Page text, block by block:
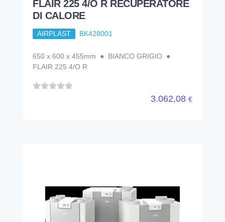
FLAIR 225 4/O R RECUPERATORE
DI CALORE
AIRPLAST BK428001
650 x 600 x 455mm ● BIANCO GRIGIO ●
FLAIR 225 4/O R
3.062,08 €